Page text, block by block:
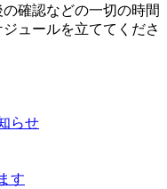
確認などの一切の時間
ュールを立ててくださ
らせ
す